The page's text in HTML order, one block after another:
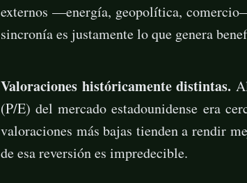
externos —energía, geopolítica,
sincronía es justamente lo que genera
Valoraciones históricamente distintas.
(P/E) del mercado estadounidense era
valoraciones más bajas tienden a rendir
de esa reversión es impredecible.